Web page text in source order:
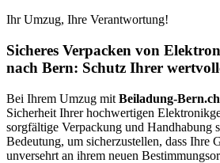
Ihr Umzug, Ihre Verantwortung!
Sicheres Verpacken von
nach Bern: Schutz Ihrer
Bei Ihrem Umzug mit Beiladung-Bern.ch
Sicherheit Ihrer hochwertigen
sorgfältige Verpackung und Handhabung
Bedeutung, um sicherzustellen, dass Ihre
unversehrt an ihrem neuen